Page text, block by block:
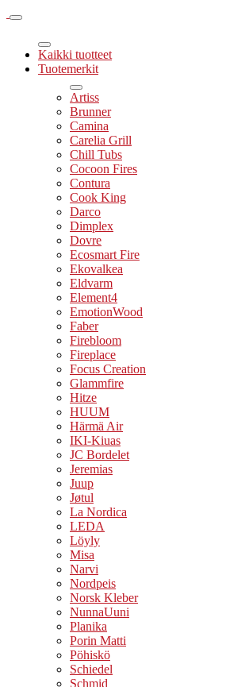
Kaikki tuotteet
Tuotemerkit
Artiss
Brunner
Camina
Carelia Grill
Chill Tubs
Cocoon Fires
Contura
Cook King
Darco
Dimplex
Dovre
Ecosmart Fire
Ekovalkea
Eldvarm
Element4
EmotionWood
Faber
Firebloom
Fireplace
Focus Creation
Glammfire
Hitze
HUUM
Härmä Air
IKI-Kiuas
JC Bordelet
Jeremias
Juup
Jøtul
La Nordica
LEDA
Löyly
Misa
Narvi
Nordpeis
Norsk Kleber
NunnaUuni
Planika
Porin Matti
Pöhiskö
Schiedel
Schmid